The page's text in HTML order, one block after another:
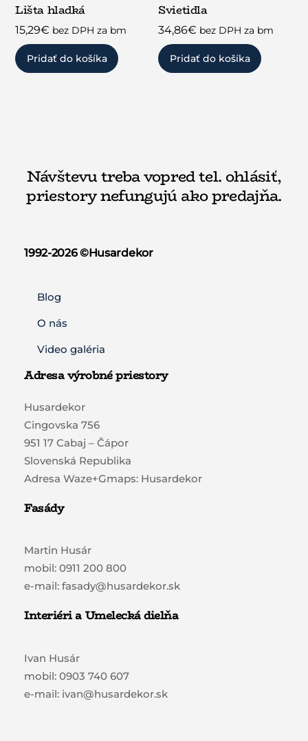
Lišta hladká
15,29€ bez DPH za bm
Pridať do košíka
Svietidla
34,86€ bez DPH za bm
Pridať do košíka
Návštevu treba vopred tel. ohlásiť,
priestory nefungujú ako predajňa.
1992-2026 ©️Husardekor
Blog
O nás
Video galéria
Adresa výrobné priestory
Husardekor
Cingovska 756
951 17 Cabaj – Čápor
Slovenská Republika
Adresa Waze+Gmaps: Husardekor
Fasády
Martin Husár
mobil: 0911 200 800
e-mail: fasady@husardekor.sk
Interiéri a Umelecká dielňa
Ivan Husár
mobil: 0903 740 607
e-mail: ivan@husardekor.sk